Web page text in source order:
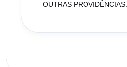
OUTRAS PROVIDÊNCIAS.